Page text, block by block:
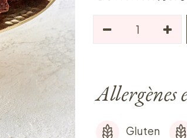
Allergènes
Gluten